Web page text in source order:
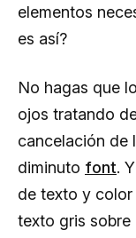
elementos
es así?
No hagas que
ojos tratando
cancelación de
diminuto font.
de texto y color
texto gris sobre